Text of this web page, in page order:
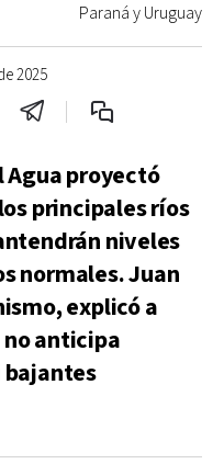
2025
Paraná y Uruguay
proyectó
principales ríos
niveles
normales. Juan
explicó a
no anticipa